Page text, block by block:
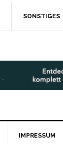
SONSTIGES
IMPRESSUM